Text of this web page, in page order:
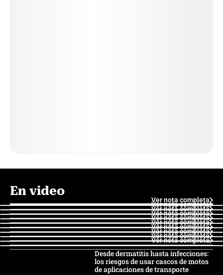
En video
Ver nota completa
Ver nota completa
Ver nota completa
Ver nota completa
Ver nota completa
Ver nota completa
Ver nota completa
Ver nota completa
Ver nota completa
Ver nota completa
Desde dermatitis hasta infecciones:
los riesgos de usar cascos de motos
de aplicaciones de transporte